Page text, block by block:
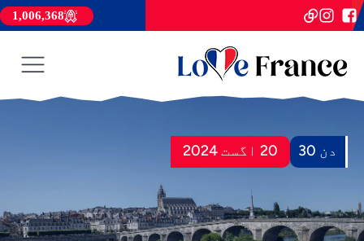
1,006,368
دن 30 20 اگست 2024